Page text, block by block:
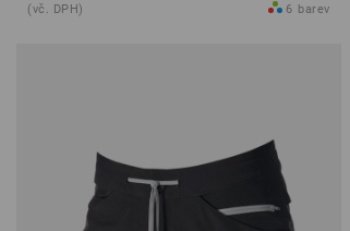
(vč. DPH) 6 barev